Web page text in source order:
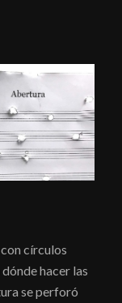
círculos
hacer las
se perforó